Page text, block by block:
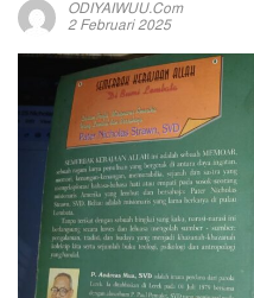
ODIYAIWUU.com
2 Februari 2025